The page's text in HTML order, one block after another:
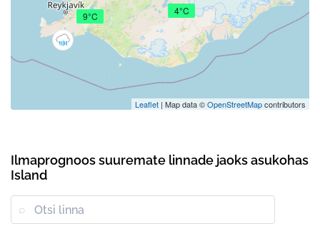
9°C 4°C
Leaflet | Map data ©OpenStreetMapcontributors
Ilmaprognoos suuremate linnade jaoks asukohas
Island